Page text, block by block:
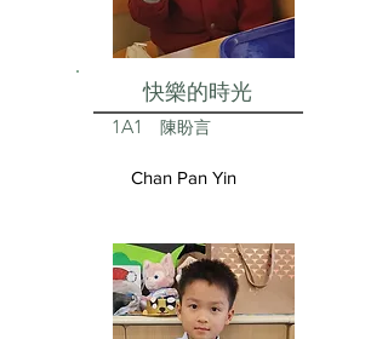
快樂的時光
1A1 陳盼言
Chan Pan Yin